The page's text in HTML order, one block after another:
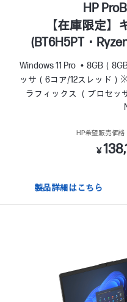
HP
【在庫限定】
(BT6H5PT・
Windows 11 Pro 8GB（
ッサ（6コア/12スレッド）
ラフィックス （プロセッ
HP希望販売価格
￥
製品詳細はこちら